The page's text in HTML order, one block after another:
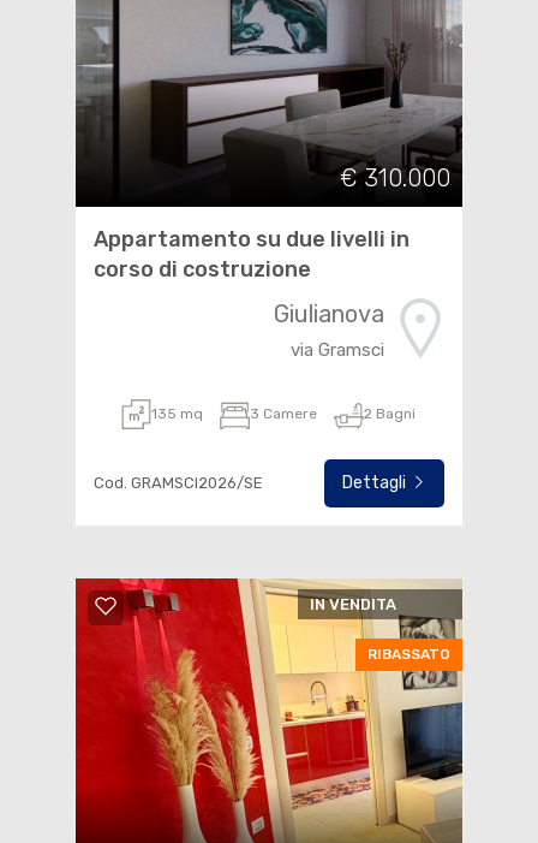
€ 310.000
Appartamento su due livelli in
corso di costruzione
Giulianova
via Gramsci
135 mq 3 Camere 2 Bagni
Cod. GRAMSCI2026/SE Dettagli
IN VENDITA
RIBASSATO